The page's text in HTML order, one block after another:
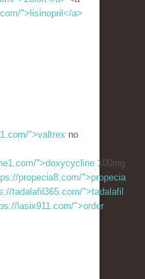
">lisinopril</a>
">valtrex no
">doxycycline 100mg
propecia8.com/">propecia
tadalafil365.com/">tadalafil
lasix911.com/">order